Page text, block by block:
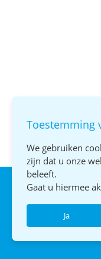
Toestemming
We gebruiken
zijn dat u onze
beleeft.
Gaat u hiermee
Ja
2912